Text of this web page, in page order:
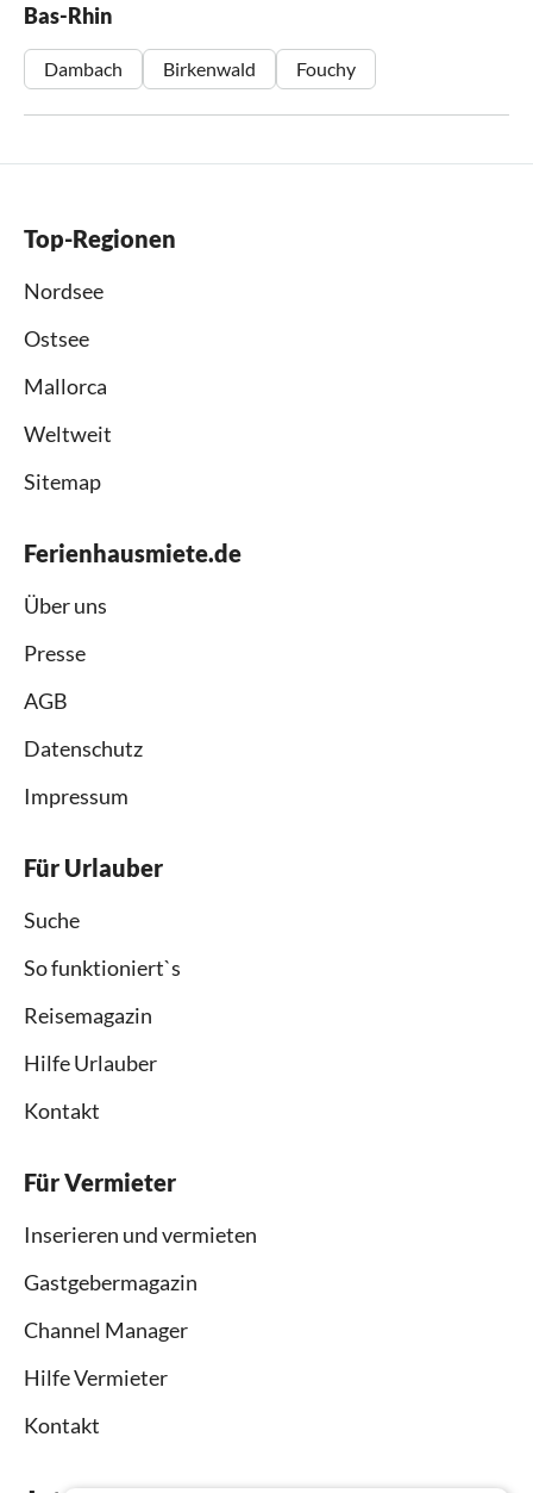
Bas-Rhin
Dambach Birkenwald Fouchy
Top-Regionen
Nordsee
Ostsee
Mallorca
Weltweit
Sitemap
Ferienhausmiete.de
Über uns
Presse
AGB
Datenschutz
Impressum
Für Urlauber
Suche
So funktioniert`s
Reisemagazin
Hilfe Urlauber
Kontakt
Für Vermieter
Inserieren und vermieten
Gastgebermagazin
Channel Manager
Hilfe Vermieter
Kontakt